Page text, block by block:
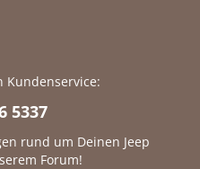
Kundenservice:
5337
rund um Deinen Jeep
Forum!